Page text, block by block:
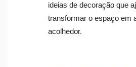
ideias de decoração que
transformar o espaço em
acolhedor.